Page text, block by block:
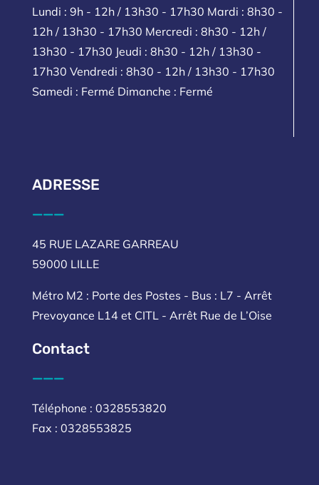
Lundi : 9h - 12h / 13h30 - 17h30 Mardi : 8h30 -
12h / 13h30 - 17h30 Mercredi : 8h30 - 12h /
13h30 - 17h30 Jeudi : 8h30 - 12h / 13h30 -
17h30 Vendredi : 8h30 - 12h / 13h30 - 17h30
Samedi : Fermé Dimanche : Fermé
ADRESSE
___
45 RUE LAZARE GARREAU
59000 LILLE
Métro M2 : Porte des Postes - Bus : L7 - Arrêt
Prevoyance L14 et CITL - Arrêt Rue de L’Oise
Contact
___
Téléphone : 0328553820
Fax : 0328553825